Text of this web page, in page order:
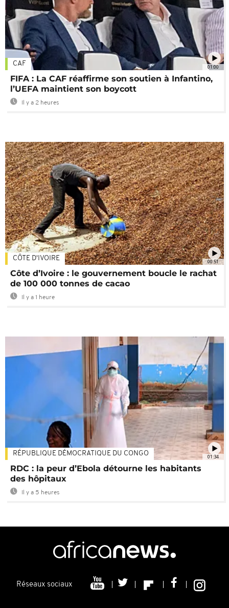
01:00
CAF
FIFA : La CAF réaffirme son soutien à Infantino,
l’UEFA maintient son boycott
Il y a 2 heures
00:51
CÔTE D'IVOIRE
Côte d’Ivoire : le gouvernement boucle le rachat
de 100 000 tonnes de cacao
Il y a 1 heure
01:34
RÉPUBLIQUE DÉMOCRATIQUE DU CONGO
RDC : la peur d’Ebola détourne les habitants
des hôpitaux
Il y a 5 heures
Réseaux sociaux